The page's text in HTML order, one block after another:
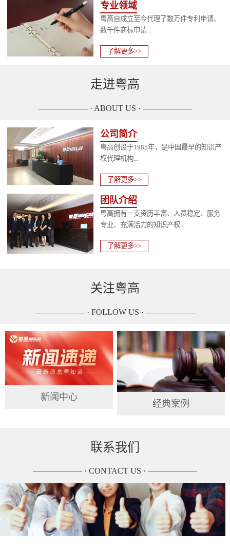
专业领域
粤高自成立至今代理了数万件专利申请、
数千件商标申请...
了解更多>>
走进粤高
—————— · ABOUT US · ——————
公司简介
粤高创设于1985年，是中国最早的知识产
权代理机构...
了解更多>>
团队介绍
粤高拥有一支资历丰富、人员稳定、服务
专业、充满活力的知识产权...
了解更多>>
关注粤高
—————— · FOLLOW US · ——————
新闻中心
经典案例
联系我们
—————— · CONTACT US · ——————